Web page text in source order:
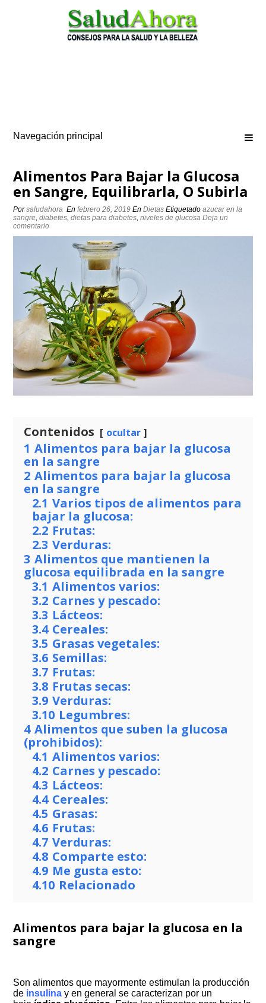
Navegación principal
Alimentos Para Bajar la Glucosa
en Sangre, Equilibrarla, O Subirla
Porsaludahora Enfebrero 26, 2019 EnDietas Etiquetadoazucar en la
sangre ,diabetes ,dietas para diabetes ,niveles de glucosa Deja un
comentario
Contenidos ocultar
1 Alimentos para bajar la glucosa
en la sangre
2 Alimentos para bajar la glucosa
en la sangre
2.1 Varios tipos de alimentos para
bajar la glucosa:
2.2 Frutas:
2.3 Verduras:
3 Alimentos que mantienen la
glucosa equilibrada en la sangre
3.1 Alimentos varios:
3.2 Carnes y pescado:
3.3 Lácteos:
3.4 Cereales:
3.5 Grasas vegetales:
3.6 Semillas:
3.7 Frutas:
3.8 Frutas secas:
3.9 Verduras:
3.10 Legumbres:
4 Alimentos que suben la glucosa
(prohibidos):
4.1 Alimentos varios:
4.2 Carnes y pescado:
4.3 Lácteos:
4.4 Cereales:
4.5 Grasas:
4.6 Frutas:
4.7 Verduras:
4.8 Comparte esto:
4.9 Me gusta esto:
4.10 Relacionado
Alimentos para bajar la glucosa en la
sangre
Son alimentos que mayormente estimulan la producción
de insulina y en general se caracterizan por un